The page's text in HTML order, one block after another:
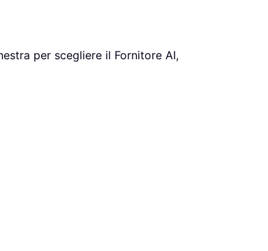
per scegliere il Fornitore AI,